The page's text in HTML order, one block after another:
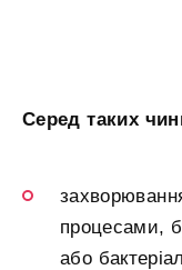
Серед таких
процесами,
або